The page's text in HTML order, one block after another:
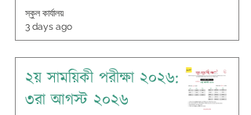
স্কুল কার্যালয়
3 days ago
২য় সাময়িকী পরীক্ষা ২০২৬:
৩রা আগস্ট ২০২৬